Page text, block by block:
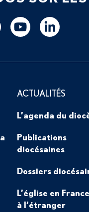
ACTUALITÉS
L’agenda du
Publications
diocésaines
Dossiers
L’église en
à l’étranger